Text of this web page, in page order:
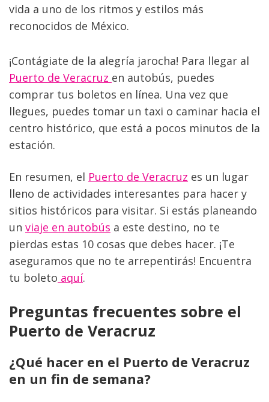
vida a uno de los ritmos y estilos más
reconocidos de México.
Puerto de Veracruz en autobús, puedes
comprar tus boletos en línea. Una vez que
llegues, puedes tomar un taxi o caminar hacia el
centro histórico, que está a pocos minutos de la
estación.
En resumen, el Puerto de Veracruz es un lugar
lleno de actividades interesantes para hacer y
sitios históricos para visitar. Si estás planeando
un viaje en autobús a este destino, no te
pierdas estas 10 cosas que debes hacer. ¡Te
aseguramos que no te arrepentirás! Encuentra
tu boleto aquí.
Preguntas frecuentes sobre el
Puerto de Veracruz
¿Qué hacer en el Puerto de Veracruz
en un fin de semana?